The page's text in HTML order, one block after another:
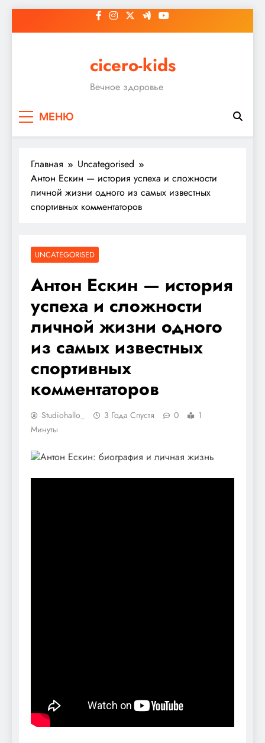
к
cicero-kids
Вечное здоровье
МЕНЮ
Главная
Uncategorised
Антон Ескин — история успеха и сложности
личной жизни одного из самых известных
спортивных комментаторов
UNCATEGORISED
Антон Ескин — история
успеха и сложности
личной жизни одного
из самых известных
спортивных
комментаторов
Studiohallo_ 3 Года Спустя 0
1
Минуты